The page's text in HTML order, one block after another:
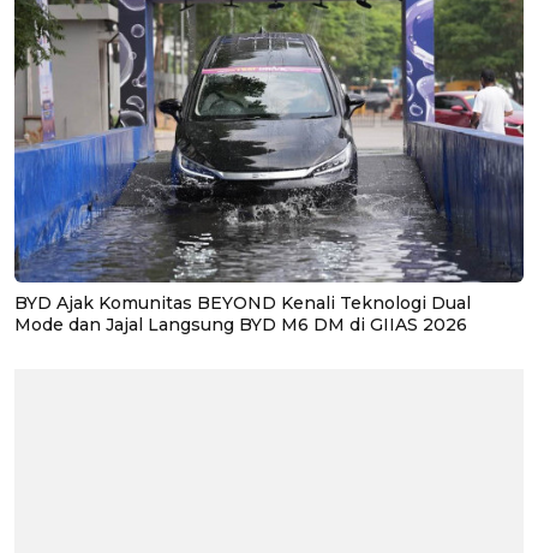
BYD Ajak Komunitas BEYOND Kenali Teknologi Dual
Mode dan Jajal Langsung BYD M6 DM di GIIAS 2026